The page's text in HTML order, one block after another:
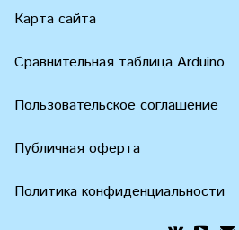
Карта сайта
Сравнительная таблица Arduino
Пользовательское соглашение
Публичная оферта
Политика конфиденциальности